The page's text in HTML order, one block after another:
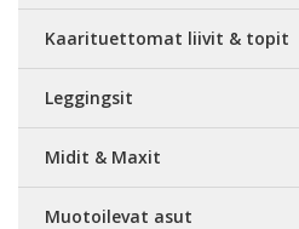
Kaarituettomat liivit & topit
Leggingsit
Midit & Maxit
Muotoilevat asut